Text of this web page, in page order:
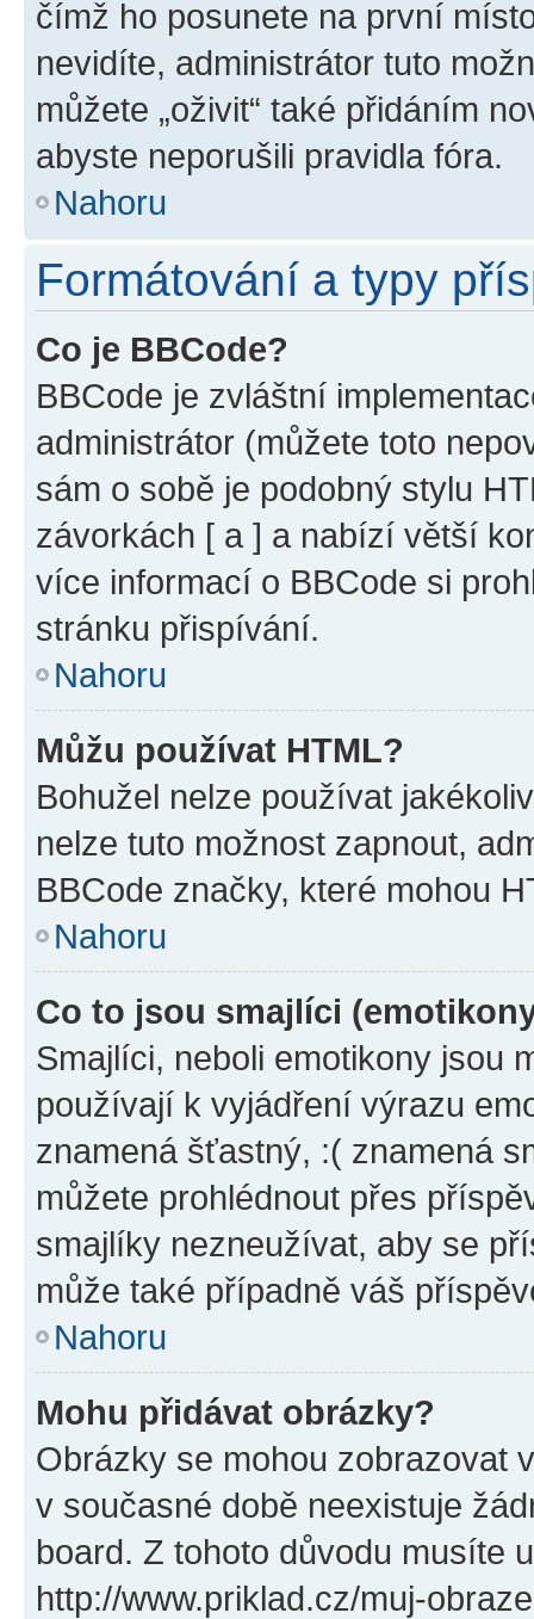
čímž ho posunete na první
nevidíte, administrátor tuto
můžete „oživit“ také přidáním
abyste neporušili pravidla fóra.
Nahoru
Formátování a typy
Co je BBCode?
BBCode je zvláštní
administrátor (můžete toto
sám o sobě je podobný stylu
závorkách [ a ] a nabízí větší
více informací o BBCode si
stránku přispívání.
Nahoru
Můžu používat HTML?
Bohužel nelze používat
nelze tuto možnost zapnout,
BBCode značky, které mohou
Nahoru
Co to jsou smajlíci
Smajlíci, neboli emotikony jsou
používají k vyjádření výrazu
znamená šťastný, :( znamená
můžete prohlédnout přes
smajlíky nezneužívat, aby se
může také případně váš
Nahoru
Mohu přidávat obrázky?
Obrázky se mohou zobrazovat
v současné době neexistuje
board. Z tohoto důvodu musíte
http://www.priklad.cz/muj-